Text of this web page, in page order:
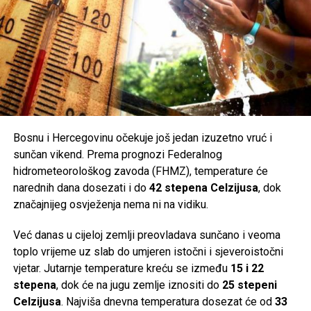
Bosnu i Hercegovinu očekuje još jedan izuzetno vruć i
sunčan vikend. Prema prognozi Federalnog
hidrometeorološkog zavoda (FHMZ), temperature će
narednih dana dosezati i do 42 stepena Celzijusa, dok
značajnijeg osvježenja nema ni na vidiku.
Već danas u cijeloj zemlji preovladava sunčano i veoma
toplo vrijeme uz slab do umjeren istočni i sjeveroistočni
vjetar. Jutarnje temperature kreću se između 15 i 22
stepena, dok će na jugu zemlje iznositi do 25 stepeni
Celzijusa. Najviša dnevna temperatura dosezat će od 33